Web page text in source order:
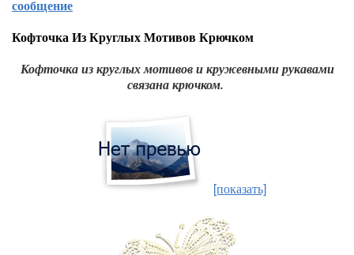
сообщение
Кофточка Из Круглых Мотивов Крючком
Кофточка из круглых мотивов и кружевными рукавами
связана крючком.
[показать]